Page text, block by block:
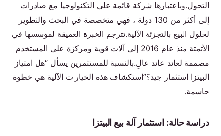
التحول.وباعتبارها شركة قائمة على التكنولوجيا مع صادرات
إلى أكثر من 130 دولة ، فهي متخصصة في البحث والتطوير
لحلول البيع بالتجزئة الآلية.تترجم الخبرة العميقة لمؤسسها في
الأتمتة منذ عام 2016 إلى آلات قوية ومركزة على المستخدم
مصممة لعائد عائد عالٍ.بالنسبة للمستثمرين يسأل “هل امتياز
البيتزا استثمار جيد؟”استكشاف هذه الخيارات الآلية هي خطوة
حاسمة.
دراسة حالة: استثمار آلة بيع البيتزا